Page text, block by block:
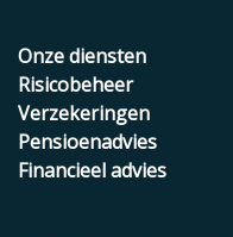
Onze diensten
Risicobeheer
Verzekeringen
Pensioenadvies
Financieel advies